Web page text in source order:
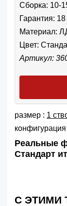
Сборка: 10-
Гарантия:
Материал:
Цвет:
Артикул:
размер : 1
конфигурация
Реальные
Стандарт
С ЭТИМИ